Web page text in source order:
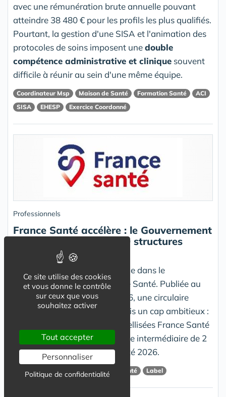
avec une rémunération brute annuelle pouvant
atteindre 38 480 € pour les profils les plus qualifiés.
Pourtant, la gestion d'une SISA et l'animation des
protocoles de soins imposent unedouble
compétence administrative et clinique souvent
difficile à réunir au sein d'une même équipe.
Coordinateur Msp Maison de Santé Formation Santé
ACI
SISA
EHESP Exercice Coordonné
Professionnels
France Santé accélère : le Gouvernement
fixe un objectif de 5 000 structures
labellisées d'ici 2027
Une nouvelle étape est franchie dans le
déploiement du réseau France Santé. Publiée au
Bulletin officiel du 18 juin 2026, une circulaire
interministérielle fixe désormais un cap ambitieux :
atteindre 5 000 structures labellisées France Santé
à l’horizon 2027, avec une cible intermédiaire de 2
000 structures dès la fin de l’été 2026.
Maison France Santé Maison de Santé Label
Ce site utilise des cookies
et vous donne le contrôle
sur ceux que vous
souhaitez activer
Tout accepter
Personnaliser
Politique de confidentialité